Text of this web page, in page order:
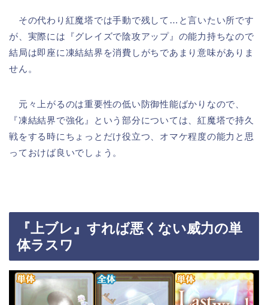
その代わり紅魔塔では手動で残して…と言いたい所です
が、実際には『グレイズで陰攻アップ』の能力持ちなので
結局は即座に凍結結界を消費しがちであまり意味がありま
せん。
元々上がるのは重要性の低い防御性能ばかりなので、
『凍結結界で強化』という部分については、紅魔塔で持久
戦をする時にちょっとだけ役立つ、オマケ程度の能力と思
っておけば良いでしょう。
『上ブレ』すれば悪くない威力の単
体ラスワ